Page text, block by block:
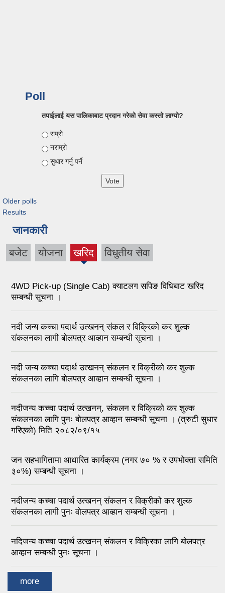
Poll
तपाईलाई यस पालिकाबाट प्रदान गरेको सेवा कस्तो लाग्यो?
Choices
राम्रो
नराम्रो
सुधार गर्नु पर्ने
Older polls
Results
जानकारी
बजेट योजना खरिद विधुतीय सेवा
4WD Pick-up (Single Cab) क्याटलग सपिङ विधिबाट खरिद
सम्बन्धी सूचना ।
नदी जन्य कच्चा पदार्थ उत्खनन् संकल र विक्रिको कर शुल्क
संकलनका लागी बोलपत्र आव्हान सम्बन्धी सूचना ।
नदी जन्य कच्चा पदार्थ उत्खनन् संकलन र विक्रीको कर शुल्क
संकलनका लागि बोलपत्र आव्हान सम्बन्धी सूचना ।
नदीजन्य कच्चा पदार्थ उत्खनन्, संकलन र विक्रिको कर शुल्क
संकलनका लागि पुनः बोलपत्र आव्हान सम्बन्धी सूचना । (त्रुटी सुधार
गरिएको) मिति २०८२/०९/१५
जन सहभागितामा आधारित कार्यक्रम (नगर ७० % र उपभोक्ता समिति
३०%) सम्बन्धी सूचना ।
नदीजन्य कच्चा पदार्थ उत्खनन् संकलन र विक्रीको कर शुल्क
संकलनका लागी पुनः वोलपत्र आव्हान सम्बन्धी सूचना ।
नदिजन्य कच्चा पदार्थ उत्खनन् संकलन र विक्रिका लागि बोलपत्र
आव्हान सम्बन्धी पुनः सूचना ।
more